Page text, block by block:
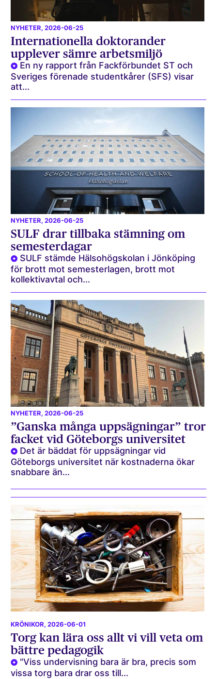
NYHETER, 2026-06-25
Internationella doktorander
upplever sämre arbetsmiljö
En ny rapport från Fackförbundet ST och
Sveriges förenade studentkårer (SFS) visar
att...
NYHETER, 2026-06-25
SULF drar tillbaka stämning om
semesterdagar
SULF stämde Hälsohögskolan i Jönköping
för brott mot semesterlagen, brott mot
kollektivavtal och...
NYHETER, 2026-06-25
”Ganska många uppsägningar” tror
facket vid Göteborgs universitet
Det är bäddat för uppsägningar vid
Göteborgs universitet när kostnaderna ökar
snabbare än...
KRÖNIKOR, 2026-06-01
Torg kan lära oss allt vi vill veta om
bättre pedagogik
"Viss undervisning bara är bra, precis som
vissa torg bara drar oss till...